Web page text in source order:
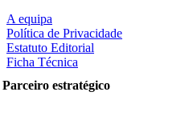
Farmacêuticos do SNS em
A equipa
Política de Privacidade
Estatuto Editorial
Ficha Técnica
Parceiro estratégico